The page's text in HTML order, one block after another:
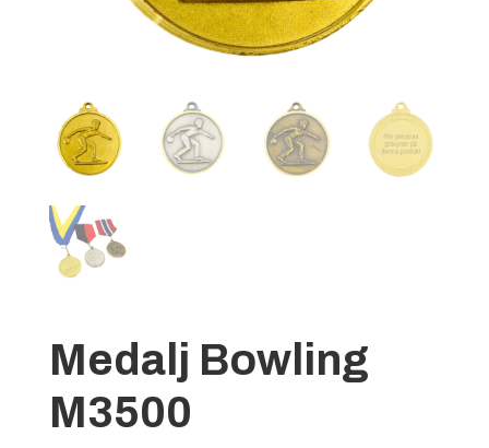
Medalj Bowling
M3500